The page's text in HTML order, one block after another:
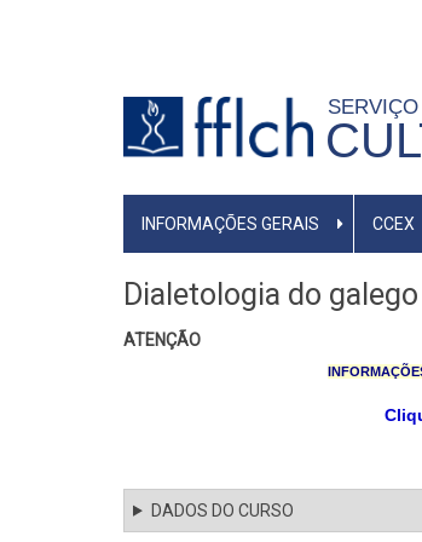
MENU
INFORMAÇÕES GERAIS CCEX
Dialetologia do
ATENÇÃO
DADOS DO CURSO